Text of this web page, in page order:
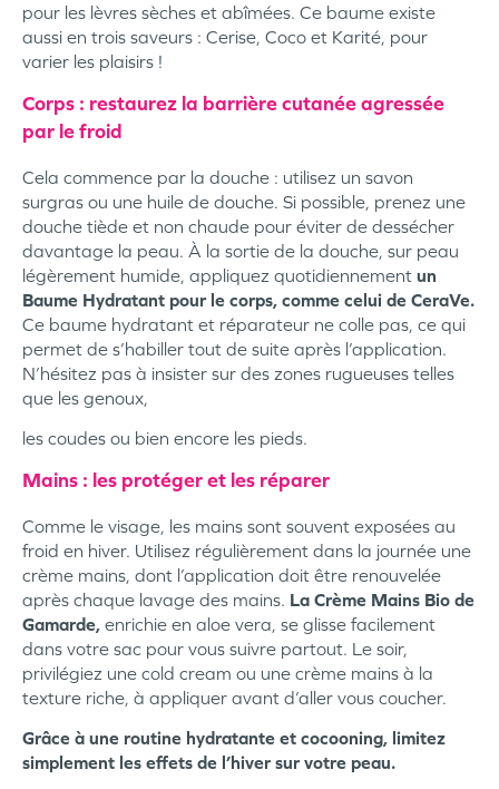
pour les lèvres sèches et abîmées. Ce baume existe
aussi en trois saveurs : Cerise, Coco et Karité, pour
varier les plaisirs !
Corps : restaurez la barrière cutanée agressée
par le froid
Cela commence par la douche : utilisez un savon
surgras ou une huile de douche. Si possible, prenez une
douche tiède et non chaude pour éviter de dessécher
davantage la peau. À la sortie de la douche, sur peau
légèrement humide, appliquez quotidiennement un
Baume Hydratant pour le corps, comme celui de CeraVe.
Ce baume hydratant et réparateur ne colle pas, ce qui
permet de s’habiller tout de suite après l’application.
N’hésitez pas à insister sur des zones rugueuses telles
que les genoux,
les coudes ou bien encore les pieds.
Mains : les protéger et les réparer
Comme le visage, les mains sont souvent exposées au
froid en hiver. Utilisez régulièrement dans la journée une
crème mains, dont l’application doit être renouvelée
après chaque lavage des mains. La Crème Mains Bio de
Gamarde, enrichie en aloe vera, se glisse facilement
dans votre sac pour vous suivre partout. Le soir,
privilégiez une cold cream ou une crème mains à la
texture riche, à appliquer avant d’aller vous coucher.
Grâce à une routine hydratante et cocooning, limitez
simplement les effets de l’hiver sur votre peau.